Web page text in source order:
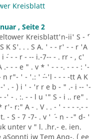
Kreisblatt
, Seite 2
Kreisblatt'n-ii' S - ´'
K S'. . . S A. ' - - r' - - r 'A
i ´- - - r - -- i.-7-- - . rr - , c'
.- - - e " . v * ' - - -. - - - : '-
n r"- ' - '.: ' ´--'l - - - -tt A K
' . - ) i ' - 'r r e b - " .- i -- '-
-' - . :. - - l u '" S - i .. re" .
r'- r:" A - . V . . - ' - - - -.- -
- S - 7 -7- . v ' ´ - n - -" d- '
unter v " l. .hr.- e. ien.
aSonnti iw Tem Ang-. ( ee